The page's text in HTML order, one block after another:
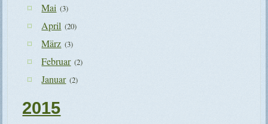
Mai (3)
April (20)
März (3)
Februar (2)
Januar (2)
2015